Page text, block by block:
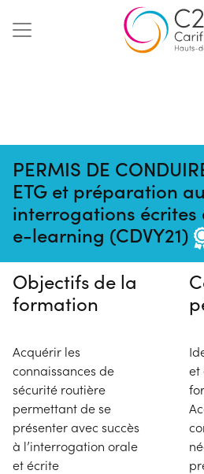
Aller
au
PERMIS DE
ETG et préparation
interrogations écrites
e-learning (CDVY21)
Pas de session
ce moment
Objectifs de la
formation
Acquérir les
connaissances de
sécurité routière
permettant de se
présenter avec succès
à l’interrogation orale
et écrite
et